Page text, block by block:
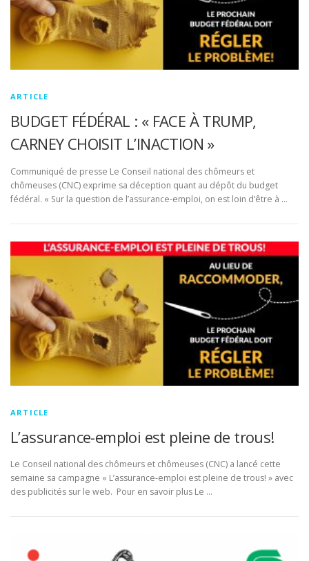
ARTICLE
BUDGET FÉDÉRAL : « FACE À TRUMP,
CARNEY CHOISIT L’INACTION »
Communiqué de presse Le Conseil national des chômeurs et
chômeuses (CNC) exprime sa déception quant au dépôt du budget
fédéral. « Sur la question de l’assurance-emploi, on est loin d’être à …
ARTICLE
L’assurance-emploi est pleine de trous!
Le Conseil national des chômeurs et chômeuses (CNC) a lancé cette
semaine sa campagne « L’assurance-emploi est pleine de trous! » avec
des publicités sur le web. Pour en savoir plus Le …